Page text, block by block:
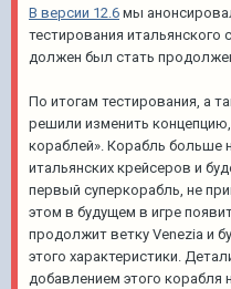
В версии 12.6 мы
тестирования итальянского
должен был стать
По итогам тестирования, а
решили изменить
кораблей». Корабль больше
итальянских крейсеров и
первый суперкорабль, не
этом в будущем в игре
продолжит ветку Venezia и
этого характеристики.
добавлением этого корабля